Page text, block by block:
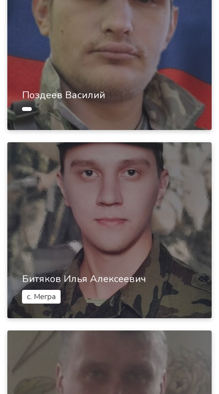
Поздеев Василий
Битяков Илья Алексеевич
с. Мегра